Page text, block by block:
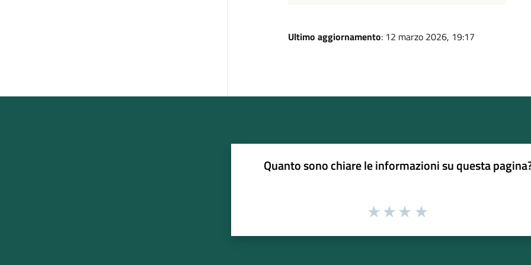
Ultimo aggiornamento: 12 marzo 2026, 19:17
Quanto sono chiare le informazioni su questa